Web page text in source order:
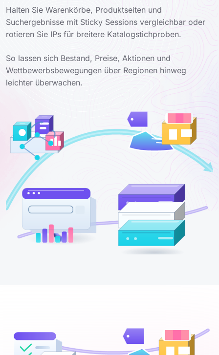
Halten Sie Warenkörbe, Produktseiten und
Suchergebnisse mit Sticky Sessions vergleichbar oder
rotieren Sie IPs für breitere Katalogstichproben.
So lassen sich Bestand, Preise, Aktionen und
Wettbewerbsbewegungen über Regionen hinweg
leichter überwachen.